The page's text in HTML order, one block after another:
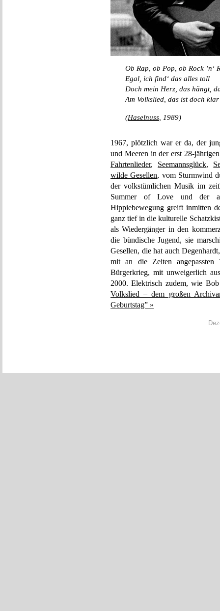
Ob Rap, ob Pop, ob Rock ’n‘
Egal, ich find‘ das alles toll
Doch mein Herz, das hängt,
Am Volkslied, das ist doch klar
(Haselnuss , 1989)
1967, plötzlich war er da, der
und Meeren in der erst 28-
Fahrtenlieder, Seemannsglück,
wilde Gesellen, vom Sturmwind
der volkstümlichen Musik im
Summer of Love und der
Hippiebewegung greift inmitten
ganz tief in die kulturelle
als Wiedergänger in den
die bündische Jugend, sie
Gesellen, die hat auch
mit an die Zeiten
Bürgerkrieg, mit unweigerlich
2000. Elektrisch zudem, wie
Volkslied – dem großen
Geburtstag” »